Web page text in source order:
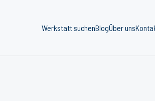
Werkstatt suchenBlogÜber uns